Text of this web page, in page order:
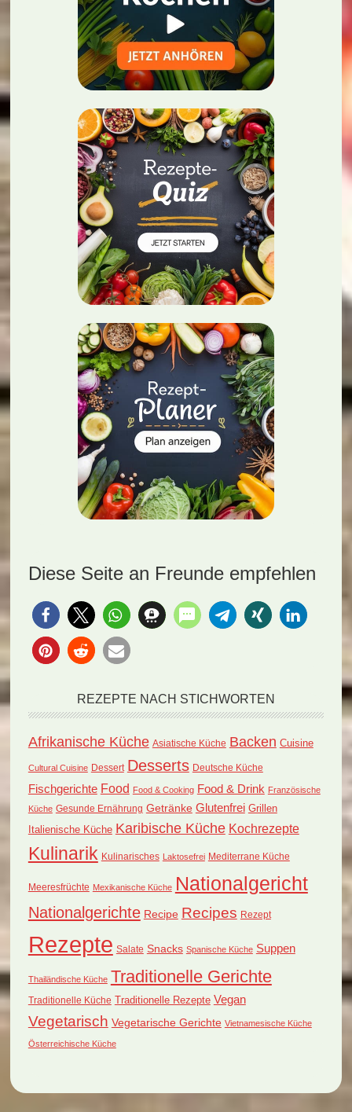
Diese Seite an Freunde empfehlen
REZEPTE NACH STICHWORTEN
Afrikanische Küche Asiatische Küche Backen Cuisine
Cultural Cuisine Dessert Desserts Deutsche Küche
Fischgerichte Food Food & Cooking Food & Drink Französische
Küche Gesunde Ernährung Getränke Glutenfrei Grillen
Italienische Küche Karibische Küche Kochrezepte
Kulinarik Kulinarisches Laktosefrei Mediterrane Küche
Meeresfrüchte Mexikanische Küche Nationalgericht
Nationalgerichte Recipe Recipes Rezept
Rezepte Salate Snacks Spanische Küche Suppen
Thailändische Küche Traditionelle Gerichte
Traditionelle Küche Traditionelle Rezepte Vegan
Vegetarisch Vegetarische Gerichte Vietnamesische Küche
Österreichische Küche